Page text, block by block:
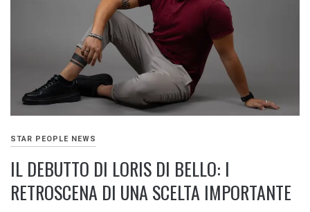
STAR PEOPLE NEWS
IL DEBUTTO DI LORIS DI BELLO: I
RETROSCENA DI UNA SCELTA IMPORTANTE